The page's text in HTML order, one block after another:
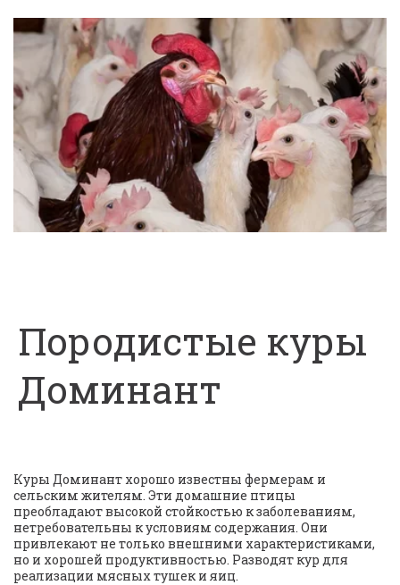
Породистые куры
Доминант
Куры Доминант хорошо известны фермерам и
сельским жителям. Эти домашние птицы
преобладают высокой стойкостью к заболеваниям,
нетребовательны к условиям содержания. Они
привлекают не только внешними характеристиками,
но и хорошей продуктивностью. Разводят кур для
реализации мясных тушек и яиц.